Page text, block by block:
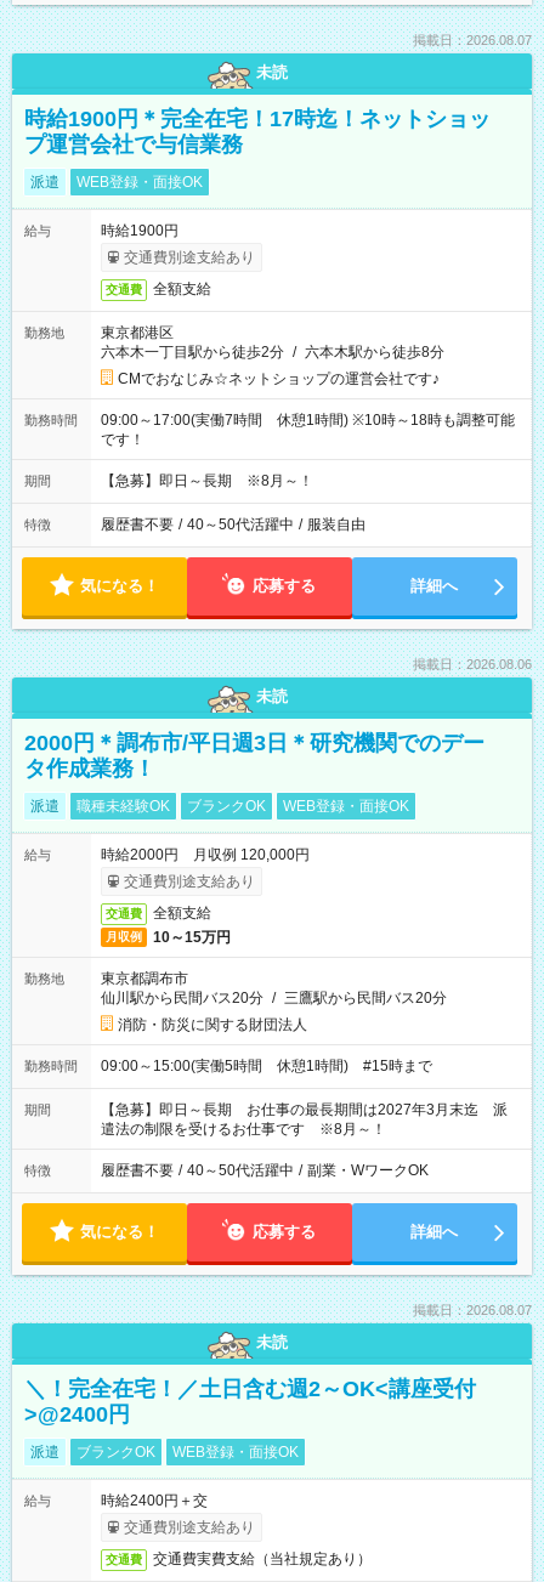
掲載日：2026.08.07
未読
時給1900円＊完全在宅！17時迄！ネットショッ
プ運営会社で与信業務
派遣 WEB登録・面接OK
給与
時給1900円
交通費別途支給あり
交通費 全額支給
勤務地
東京都港区
六本木一丁目駅から徒歩2分 / 六本木駅から徒歩8分
CMでおなじみ☆ネットショップの運営会社です♪
勤務時間
09:00～17:00(実働7時間 休憩1時間) ※10時～18時も調整可能
です！
期間 【急募】即日～長期 ※8月～！
特徴 履歴書不要 / 40～50代活躍中 / 服装自由
気になる！ 応募する 詳細へ
掲載日：2026.08.06
未読
2000円＊調布市/平日週3日＊研究機関でのデー
タ作成業務！
派遣 職種未経験OK ブランクOK WEB登録・面接OK
給与
時給2000円 月収例 120,000円
交通費別途支給あり
交通費 全額支給
月収例 10～15万円
勤務地
東京都調布市
仙川駅から民間バス20分 / 三鷹駅から民間バス20分
消防・防災に関する財団法人
勤務時間 09:00～15:00(実働5時間 休憩1時間) #15時まで
期間
【急募】即日～長期 お仕事の最長期間は2027年3月末迄 派
遣法の制限を受けるお仕事です ※8月～！
特徴 履歴書不要 / 40～50代活躍中 / 副業・WワークOK
気になる！ 応募する 詳細へ
掲載日：2026.08.07
未読
＼！完全在宅！／土日含む週2～OK<講座受付
>@2400円
派遣 ブランクOK WEB登録・面接OK
給与
時給2400円＋交
交通費別途支給あり
交通費 交通費実費支給（当社規定あり）